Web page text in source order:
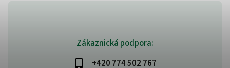
Zákaznická podpora:
+420 774 502 767